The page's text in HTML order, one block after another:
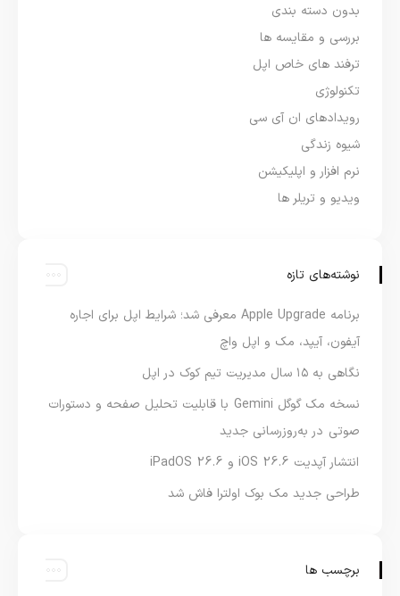
بدون دسته بندی
بررسی و مقایسه ها
ترفند های خاص اپل
تکنولوژی
رویدادهای ان آی سی
شیوه زندگی
نرم افزار و اپلیکیشن
ویدیو و تریلر ها
نوشته‌های تازه
برنامه Apple Upgrade معرفی شد؛ شرایط اپل برای اجاره
آیفون، آیپد، مک و اپل واچ
نگاهی به ۱۵ سال مدیریت تیم کوک در اپل
نسخه مک گوگل Gemini با قابلیت تحلیل صفحه و دستورات
صوتی در به‌روزرسانی جدید
انتشار آپدیت iOS 26.6 و iPadOS 26.6
طراحی جدید مک بوک اولترا فاش شد
برچسب ها